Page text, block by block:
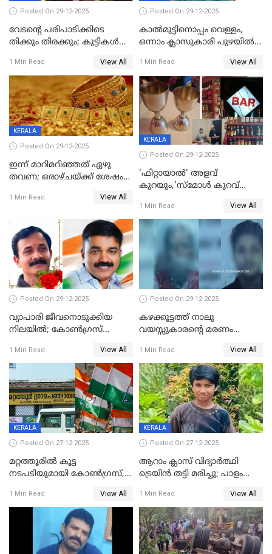
Posted On 29-12-2025
വേടന്റെ പരിപാടിക്കിടെ
തിക്കും തിരക്കും; കുട്ടികള്‍
പരിക്ക്; പാളം മറികടന്ന
യുവാവ് ട്രെയിന്‍ തട്ടി മരിച്ചു
1 Min Read View All
Posted On 29-12-2025
കാൽമുട്ടിനൊപ്പം വെള്ളം,
ഒന്നാം ക്ലാസുകാരി പുഴയിൽ
കുട്ടികൾക്കൊപ്പം
കളിക്കുന്നതിനിടെ
1 Min Read View All
KERALA
Posted On 29-12-2025
ഇന്ന് മാറിമറിഞ്ഞത് ഏഴു
തവണ; ഒരാഴ്ചയ്ക്ക് ശേഷം
1 Min Read View All
KERALA
Posted On 29-12-2025
'ഫിറ്റായാൽ' അളവ്
കുറയും,'സ്‌മോൾ കുറവ്
പിഴ
1 Min Read View All
Posted On 29-12-2025
വ്യാപാരി ജീവനൊടുക്കിയ
നിലയില്‍; കോണ്‍ഗ്രസ്
മാനസികപീഡനമെന്ന് കുറിപ്പ്
1 Min Read View All
Posted On 29-12-2025
കഴക്കൂട്ടത്ത് നാലു
വയസ്സുകാരന്റെ മരണം
സുഹൃത്തും പൊലീസ്
കസ്റ്റഡിയിൽ
1 Min Read View All
KERALA
Posted On 27-12-2025
മറ്റത്തൂരിൽ കൂട്ട
നടപടിയുമായി കോണ്‍ഗ്രസ്,
എട്ട് പേര്‍ ഉള്‍പ്പെടെ
പത്തുപേരെ പുറത്താക്കി,
ചൊവ്വന്നൂരിലും നടപടി
1 Min Read View All
KERALA
Posted On 27-12-2025
ആറാം ക്ലാസ് വിദ്യാർത്ഥി
ട്രെയിൻ തട്ടി മരിച്ചു; പാളം
അപകടം മലപ്പുറത്ത്
1 Min Read View All